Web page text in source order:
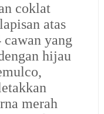
coklat
atas
yang
hijau
merah